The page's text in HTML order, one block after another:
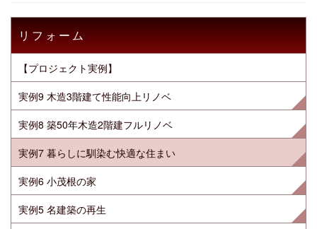
リフォーム
【プロジェクト実例】
実例9 木造3階建て性能向上リノベ
実例8 築50年木造2階建フルリノベ
実例7 暮らしに馴染む快適な住まい
実例6 小茂根の家
実例5 名建築の再生